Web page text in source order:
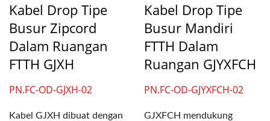
Kabel Drop Tipe
Busur Zipcord
Dalam Ruangan
FTTH GJXH
PN.FC-OD-GJXH-02
Kabel GJXH dibuat dengan
Kabel Drop Tipe
Busur Mandiri
FTTH Dalam
Ruangan GJYXFCH
PN.FC-OD-GJYXFCH-02
GJXFCH mendukung